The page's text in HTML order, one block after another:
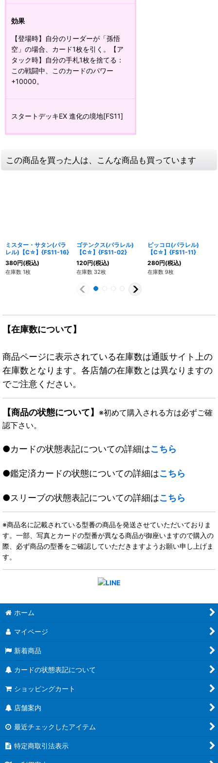
効果
【登場時】自分のリーダーが「孫悟
空」の場合、カード1枚を引く。【ア
タック時】自分の手札1枚を捨てる：
この戦闘中、このカードのパワー
+10000。
スタートデッキEX 進化の境地[FS11]
この商品を買った人は、こんな商品も買っています
ミスター・サタン(パラ
レル)【C☆】{FS11-16}
380円(税込)
在庫数 1枚
ゴテンクス(パラレル)
【C☆】{FS11-02}
120円(税込)
在庫数 32枚
ピッコロ(パラレル)
【C☆】{FS11-11}
280円(税込)
在庫数 9枚
【在庫数について】
商品ページに表示されている在庫数は通販サイト上の
在庫数となります。各店舗の在庫数とは異なりますの
でご注意ください。
【商品の状態について】 ※初めて購入される方は必ずご確
認下さい。
●カードの状態表記についての詳細はこちら
●鑑定済カードの状態についての詳細はこちら
●スリーブの状態表記についての詳細はこちら
※商品名に記載されている型番の商品を発送させていただいておりま
す。一部、写真とカードの型番が異なる商品が御座いますので購入の
際、必ず商品の型番をご確認していただきますようお願い申し上げま
す。
ホーム
マイページ
新着商品
カードの状態表記について
ショッピングカート
店舗案内
最近チェックしたアイテム
特定商取引法表示